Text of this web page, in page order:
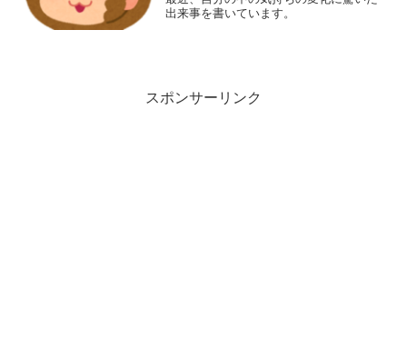
出来事を書いています。
スポンサーリンク